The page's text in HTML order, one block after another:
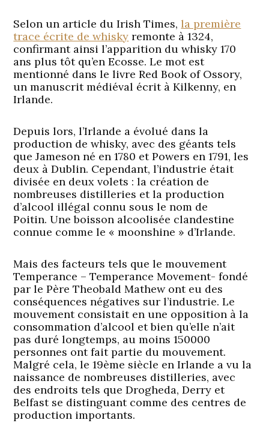
Selon un article du Irish Times,la première
trace écrite de whisky remonte à 1324,
confirmant ainsi l’apparition du whisky 170
ans plus tôt qu’en Ecosse. Le mot est
mentionné dans le livre Red Book of Ossory,
un manuscrit médiéval écrit à Kilkenny, en
Irlande.
Depuis lors, l’Irlande a évolué dans la
production de whisky, avec des géants tels
que Jameson né en 1780 et Powers en 1791, les
deux à Dublin. Cependant, l’industrie était
divisée en deux volets : la création de
nombreuses distilleries et la production
d’alcool illégal connu sous le nom de
Poitin. Une boisson alcoolisée clandestine
connue comme le « moonshine » d’Irlande.
Mais des facteurs tels que le mouvement
Temperance – Temperance Movement- fondé
par le Père Theobald Mathew ont eu des
conséquences négatives sur l’industrie. Le
mouvement consistait en une opposition à la
consommation d’alcool et bien qu’elle n’ait
pas duré longtemps, au moins 150000
personnes ont fait partie du mouvement.
Malgré cela, le 19ème siècle en Irlande a vu la
naissance de nombreuses distilleries, avec
des endroits tels que Drogheda, Derry et
Belfast se distinguant comme des centres de
production importants.